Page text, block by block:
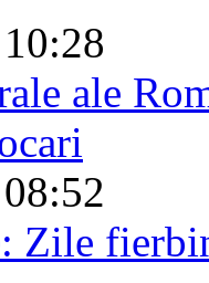
ale
Zile